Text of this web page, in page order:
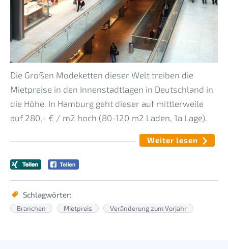
Die Großen Modeketten dieser Welt treiben die
Mietpreise in den Innenstadtlagen in Deutschland in
die Höhe. In Hamburg geht dieser auf mittlerweile
auf 280,- € / m2 hoch (80-120 m2 Laden, 1a Lage).
Weiter lesen
Schlagwörter:
Branchen Mietpreis Veränderung zum Vorjahr